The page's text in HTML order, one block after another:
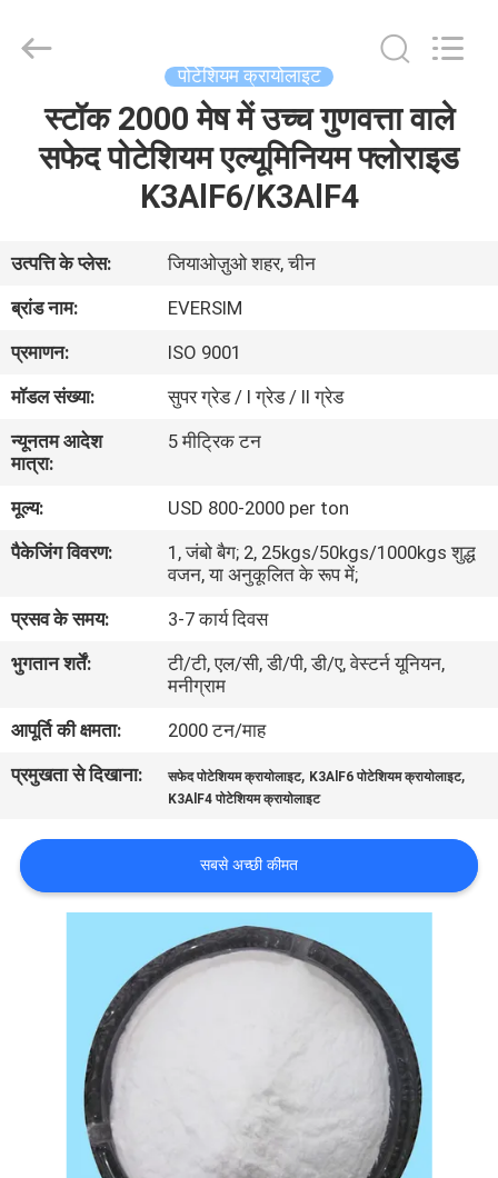
वीडियो
बारे
में
कारखाने
का
दौरा
गुणवत्ता
नियंत्रण
हमसे
संपर्क
समाचार
साइटमैप
Imp.&Exp.Co.,Ltd.
पोटेशियम क्रायोलाइट
स्टॉक 2000 मेष में उच्च गुणवत्ता वाले
सफेद पोटेशियम एल्यूमिनियम फ्लोराइड
K3AlF6/K3AlF4
उत्पत्ति के प्लेस:
जियाओज़ुओ शहर, चीन
ब्रांड नाम:
EVERSIM
प्रमाणन:
ISO 9001
मॉडल संख्या:
सुपर ग्रेड / I ग्रेड / II ग्रेड
न्यूनतम आदेश
मात्रा:
5 मीट्रिक टन
मूल्य:
USD 800-2000 per ton
पैकेजिंग विवरण:
1, जंबो बैग; 2, 25kgs/50kgs/1000kgs शुद्ध
वजन, या अनुकूलित के रूप में;
प्रसव के समय:
3-7 कार्य दिवस
भुगतान शर्तें:
टी/टी, एल/सी, डी/पी, डी/ए, वेस्टर्न यूनियन,
मनीग्राम
आपूर्ति की क्षमता:
2000 टन/माह
प्रमुखता से दिखाना:
सफेद पोटेशियम क्रायोलाइट, K3AlF6 पोटेशियम क्रायोलाइट,
K3AlF4 पोटेशियम क्रायोलाइट
सबसे अच्छी कीमत